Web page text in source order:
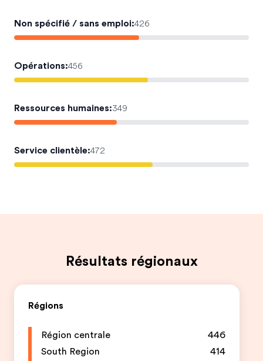
Non spécifié / sans emploi:426
Opérations:456
Ressources humaines:349
Service clientèle:472
Résultats régionaux
Régions
Région centrale
446
South Region
414